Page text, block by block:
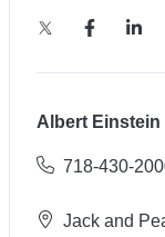
Albert Einstein
718-430-
Jack and